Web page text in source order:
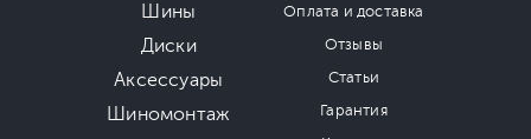
Шины
Диски
Аксессуары
Шиномонтаж
Оплата и доставка
Отзывы
Статьи
Гарантия